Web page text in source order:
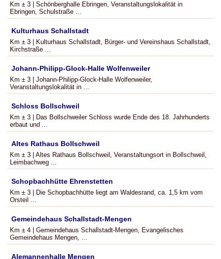
Km ± 3 | Schönberghalle Ebringen, Veranstaltungslokalität in
Ebringen, Schulstraße ...
Kulturhaus Schallstadt
Km ± 3 | Kulturhaus Schallstadt, Bürger- und Vereinshaus Schallstadt,
Kirchstraße ...
Johann-Philipp-Glock-Halle Wolfenweiler
Km ± 3 | Johann-Philipp-Glock-Halle Wolfenweiler,
Veranstaltungslokalität in ...
Schloss Bollschweil
Km ± 3 | Das Bollschweiler Schloss wurde Ende des 18. Jahrhunderts
erbaut und ...
Altes Rathaus Bollschweil
Km ± 3 | Altes Rathaus Bollschweil, Veranstaltungsort in Bollschweil,
Leimbachweg ...
Schopbachhütte Ehrenstetten
Km ± 3 | Die Schopbachhütte liegt am Waldesrand, ca. 1,5 km vom
Orsteil ...
Gemeindehaus Schallstadt-Mengen
Km ± 4 | Gemeindehaus Schallstadt-Mengen, Evangelisches
Gemeindehaus Mengen, ...
Alemannenhalle Mengen